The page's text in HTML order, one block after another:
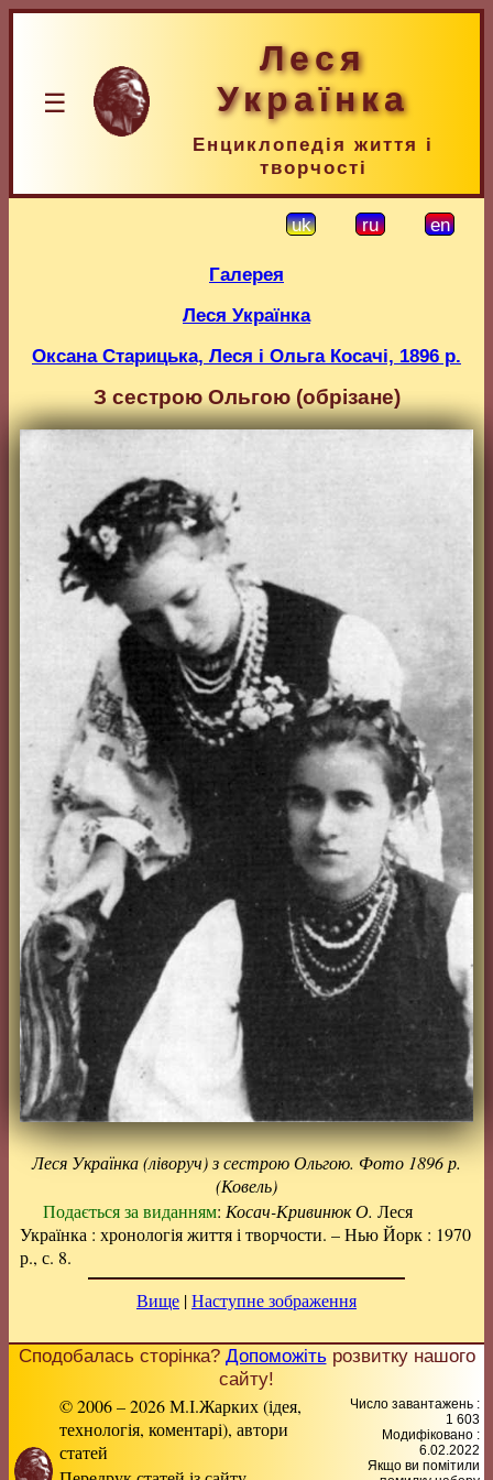
☰
Леся
Українка
Енциклопедія життя і
творчості
uk ru en
Галерея
Леся Українка
Оксана Старицька, Леся і Ольга Косачі, 1896 р.
З сестрою Ольгою (обрізане)
Леся Українка (ліворуч) з сестрою Ольгою. Фото 1896 р.
(Ковель)
Подається за виданням: Косач-Кривинюк О. Леся
Українка : хронологія життя і творчости. – Нью Йорк : 1970
р., с. 8.
Вище |Наступне зображення
Сподобалась сторінка? Допоможітьрозвитку нашого
сайту!
© 2006 – 2026 М.І.Жарких (ідея,
технологія, коментарі), автори
статей
Число завантажень :
1 603
Модифіковано :
6.02.2022
Якщо ви помітили